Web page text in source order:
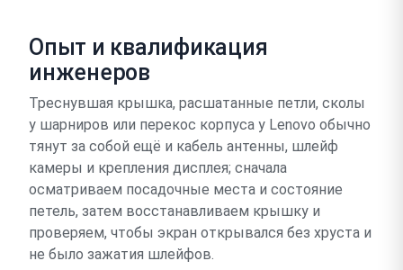
Опыт и квалификация
инженеров
Треснувшая крышка, расшатанные петли, сколы
у шарниров или перекос корпуса у Lenovo обычно
тянут за собой ещё и кабель антенны, шлейф
камеры и крепления дисплея; сначала
осматриваем посадочные места и состояние
петель, затем восстанавливаем крышку и
проверяем, чтобы экран открывался без хруста и
не было зажатия шлейфов.